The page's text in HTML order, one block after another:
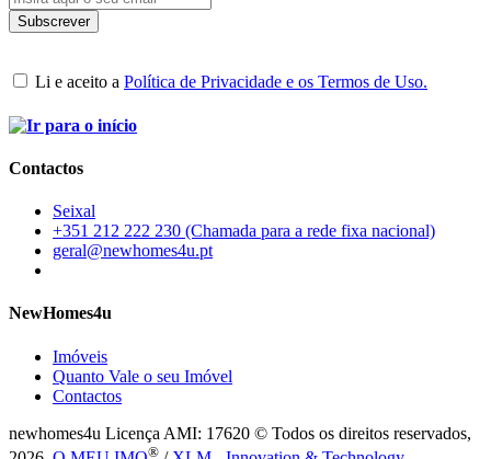
Li e aceito a Política de Privacidade e os Termos de Uso.
Contactos
Seixal
+351 212 222 230 (Chamada para a rede fixa nacional)
geral@newhomes4u.pt
NewHomes4u
Imóveis
Quanto Vale o seu Imóvel
Contactos
newhomes4u Licença AMI: 17620 © Todos os direitos reservados,
®